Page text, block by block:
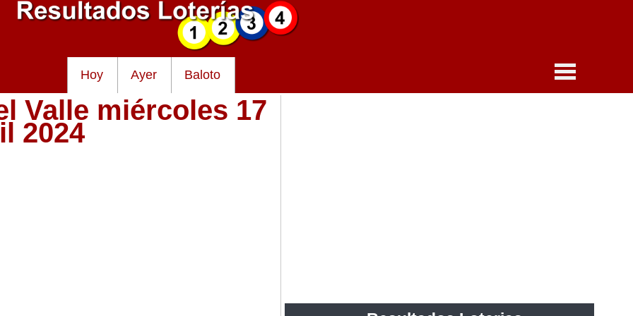
Hoy Ayer Baloto
Valle miércoles 17
2024